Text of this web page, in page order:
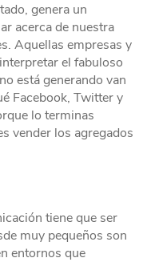
genera un
acerca de nuestra
Aquellas empresas y
el fabuloso
está generando van
Facebook, Twitter y
lo terminas
vender los agregados
tiene que ser
muy pequeños son
entornos que